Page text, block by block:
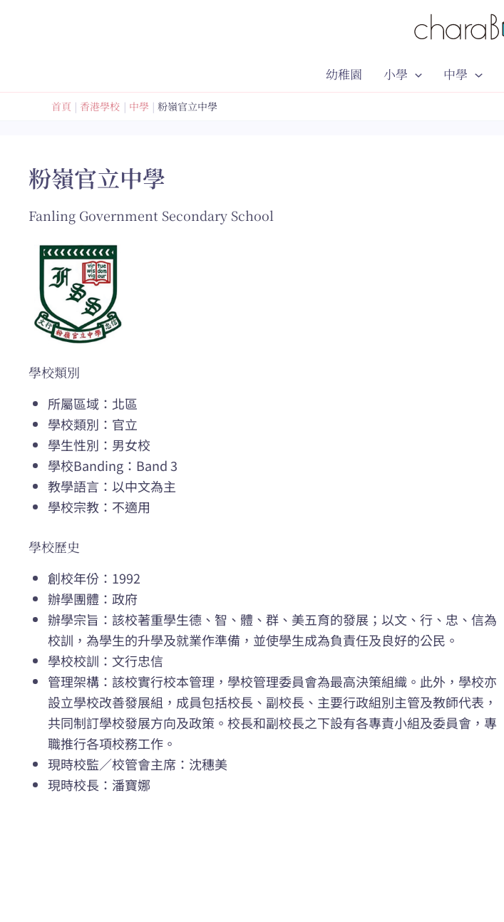
幼稚園 小學 中學
首頁 香港學校 中學 粉嶺官立中學
粉嶺官立中學
Fanling Government Secondary School
學校類別
所屬區域：北區
學校類別：官立
學生性別：男女校
學校Banding：Band 3
教學語言：以中文為主
學校宗教：不適用
學校歷史
創校年份：1992
辦學團體：政府
辦學宗旨：該校著重學生德、智、體、群、美五育的發展；以文、行、忠、信為
校訓，為學生的升學及就業作準備，並使學生成為負責任及良好的公民。
學校校訓：文行忠信
管理架構：該校實行校本管理，學校管理委員會為最高決策組織。此外，學校亦
設立學校改善發展組，成員包括校長、副校長、主要行政組別主管及教師代表，
共同制訂學校發展方向及政策。校長和副校長之下設有各專責小組及委員會，專
職推行各項校務工作。
現時校監／校管會主席：沈穗美
現時校長：潘寶娜